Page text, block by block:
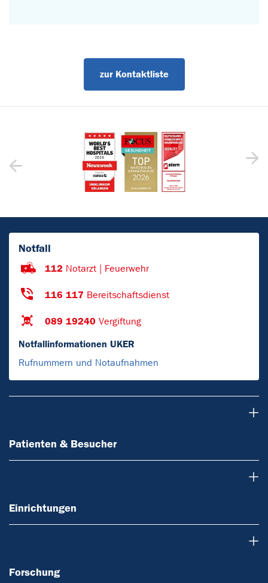
zur Kontaktliste
Notfall
112 Notarzt | Feuerwehr
116 117 Bereitschaftsdienst
089 19240 Vergiftung
Notfallinformationen UKER
Rufnummern und Notaufnahmen
Patienten & Besucher
Einrichtungen
Forschung